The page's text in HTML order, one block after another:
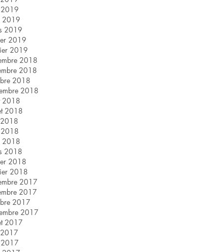
2019
2019
2019
2019
2018
2018
2018
2018
2018
2018
2018
2018
2018
2018
2017
2017
2017
2017
2017